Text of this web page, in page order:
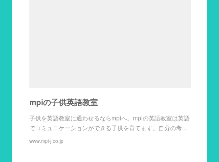
mpiの子供英語教室
子供を英語教室に通わせるならmpiへ。mpiの英語教室は英語
でコミュニケーションができる子供を育てます。自分の考…
www.mpi-j.co.jp